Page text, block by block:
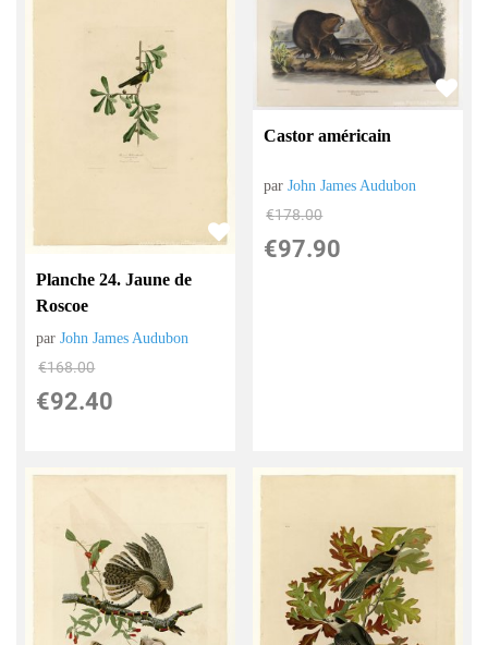
Planche 24. Jaune de
Roscoe
parJohn James Audubon
€168.00
€92.40
Castor américain
parJohn James Audubon
€178.00
€97.90